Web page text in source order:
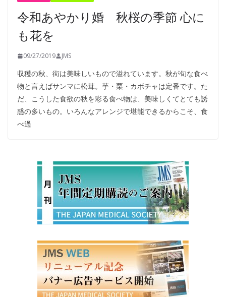
令和あやかり婚 秋桜の季節 心に
も花を
09/27/2019 JMS
収穫の秋、街は美味しいもので溢れています。秋が旬な食べ
物と言えばサンマに松茸。芋・栗・カボチャは定番です。た
だ、こうした食欲の秋を彩る食べ物は、美味しくてとても誘
惑の多いもの。いろんなアレンジで堪能できるからこそ、食
べ過